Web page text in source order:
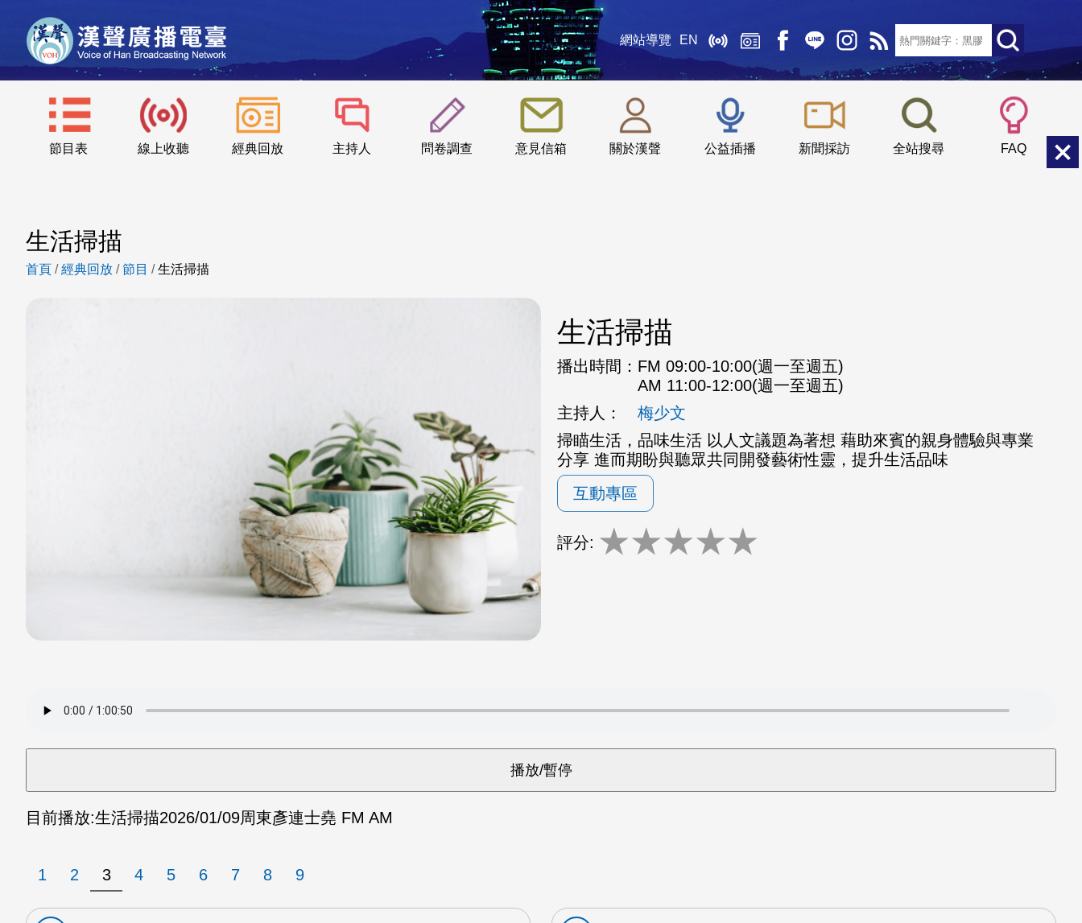
網站導覽 EN
節目表 線上收聽 經典回放 主持人 問卷調查 意見信箱 關於漢聲 公益插播 新聞採訪 全站搜尋 FAQ
::: 小 中
生活掃描
首頁 /經典回放 /節目 /生活掃描
生活掃描
播出時間： FM 09:00-10:00(週一至週五)
AM 11:00-12:00(週一至週五)
主持人：
梅少文
掃瞄生活，品味生活 以人文議題為著想 藉助來賓的親身體驗與專業
分享 進而期盼與聽眾共同開發藝術性靈，提升生活品味
互動專區
評分: ★★★★★
目前播放:生活掃描2026/01/09周東彥連士堯 FM AM
1 2 3 4 5 6 7 8 9